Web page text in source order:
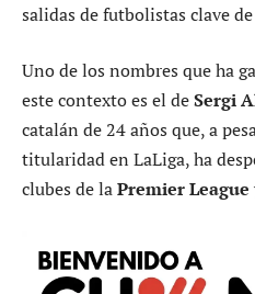
salidas de futbolistas clave
Uno de los nombres que ha
este contexto es el deSergi
catalán de 24 años que, a
titularidad en LaLiga, ha
clubes de laPremier League